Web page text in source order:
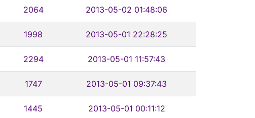
2064 2013-05-02 01:48:06
1998 2013-05-01 22:28:25
2294 2013-05-01 11:57:43
1747 2013-05-01 09:37:43
1445 2013-05-01 00:11:12